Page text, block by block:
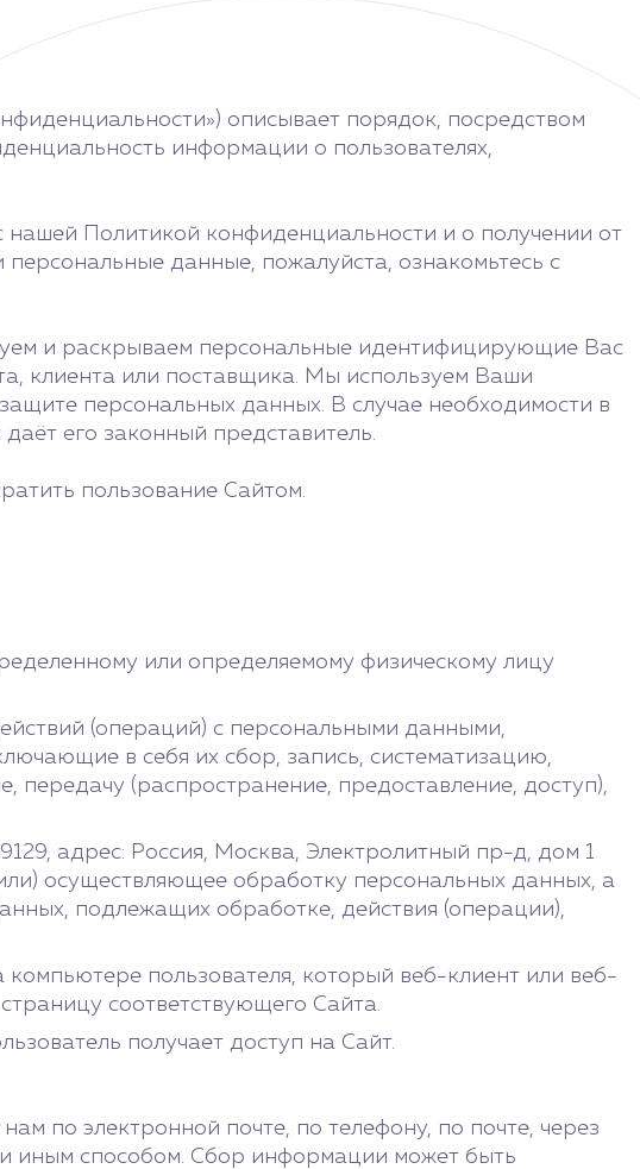
описывает порядок, посредством
информации о пользователях,
Политикой конфиденциальности и о получении от
данные, пожалуйста, ознакомьтесь с
и раскрываем персональные идентифицирующие Вас
клиента или поставщика. Мы используем Ваши
персональных данных. В случае необходимости в
его законный представитель.
пользование Сайтом.
или определяемому физическому лицу
(операций) с персональными данными,
в себя их сбор, запись, систематизацию,
передачу (распространение, предоставление, доступ),
адрес: Россия, Москва, Электролитный пр-д, дом 1
осуществляющее обработку персональных данных, а
подлежащих обработке, действия (операции),
пользователя, который веб-клиент или веб-
соответствующего Сайта.
получает доступ на Сайт.
по электронной почте, по телефону, по почте, через
иным способом. Сбор информации может быть